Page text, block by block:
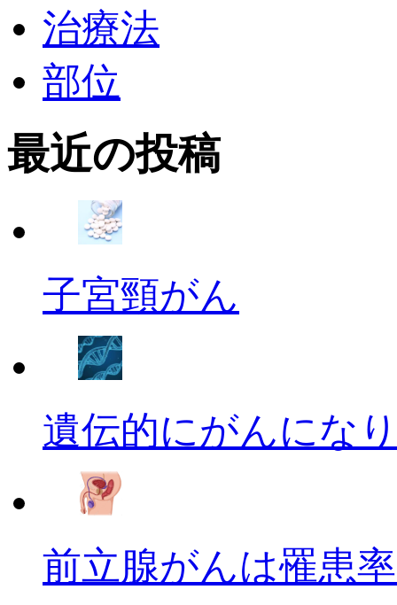
治療法
部位
最近の投稿
子宮頸がん
遺伝的にがんにな
前立腺がんは罹患